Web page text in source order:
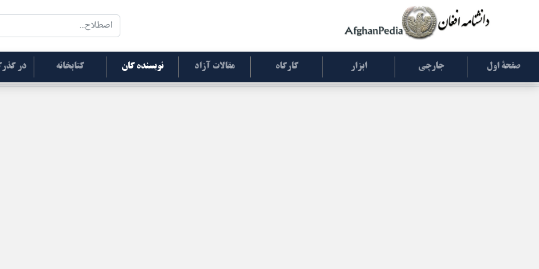
صفحۀ اول جارچی ابزار کارگاه مقالات آزاد نویسنده گان کتابخانه در